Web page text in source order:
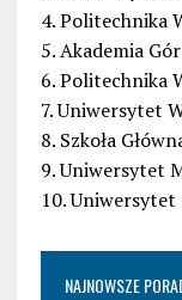
4. Politechnika
5. Akademia
6. Politechnika
7. Uniwersytet
8. Szkoła
9. Uniwersytet
10.
NAJNOWSZE